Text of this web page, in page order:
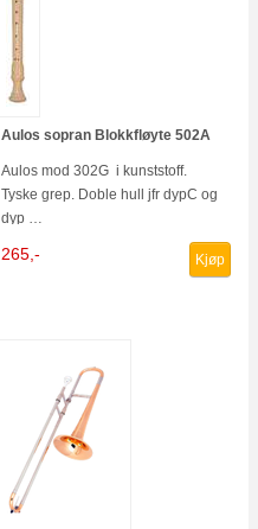
Aulos sopran Blokkfløyte 502A
Aulos mod 302G i kunststoff.
Tyske grep. Doble hull jfr dypC og
dyp …
265,- Kjøp